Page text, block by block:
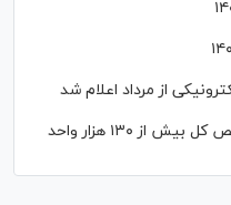
از مرداد اعلام شد
تداوم روند صعودی بورس/ شاخص کل بیش از ۱۳۰ هزار واحد